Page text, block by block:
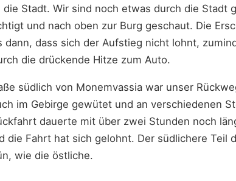
Stadt. Wir sind noch etwas durch die Stadt
und nach oben zur Burg geschaut. Die
dann, dass sich der Aufstieg nicht lohnt,
die drückende Hitze zum Auto.
südlich von Monemvassia war unser
im Gebirge gewütet und an verschiedenen
dauerte mit über zwei Stunden noch
die Fahrt hat sich gelohnt. Der südlichere Teil
wie die östliche.